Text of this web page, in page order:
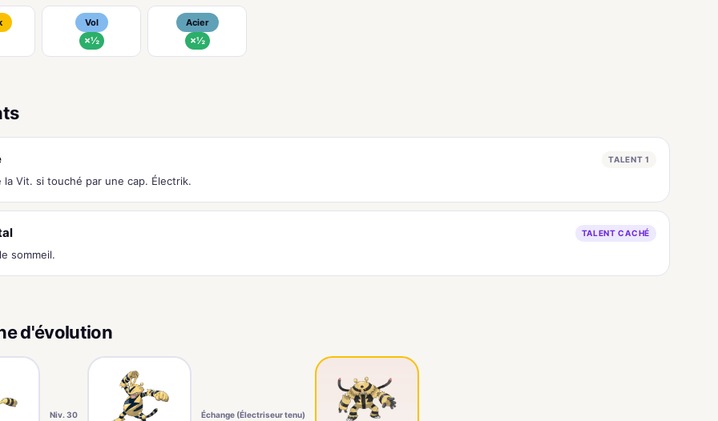
Vol
×½
Acier
×½
TALENT 1
la Vit. si touché par une cap. Électrik.
TALENT CACHÉ
sommeil.
d'évolution
Niv. 30 Échange (Électriseur tenu)